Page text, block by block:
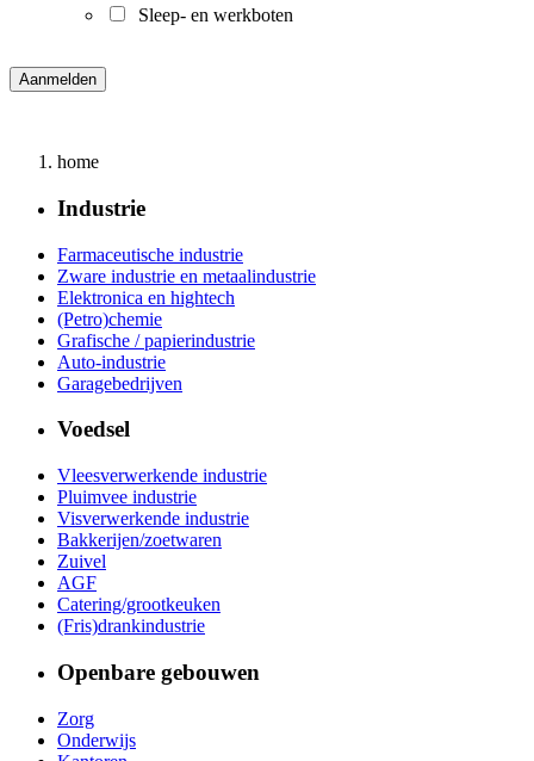
Sleep- en werkboten
home
Industrie
Farmaceutische industrie
Zware industrie en metaalindustrie
Elektronica en hightech
(Petro)chemie
Grafische / papierindustrie
Auto-industrie
Garagebedrijven
Voedsel
Vleesverwerkende industrie
Pluimvee industrie
Visverwerkende industrie
Bakkerijen/zoetwaren
Zuivel
AGF
Catering/grootkeuken
(Fris)drankindustrie
Openbare gebouwen
Zorg
Onderwijs